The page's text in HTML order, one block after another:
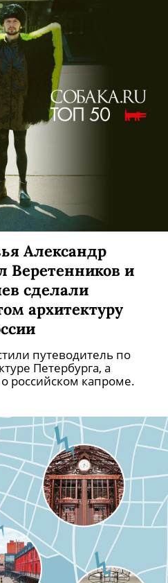
Александр
Веретенников и
сделали
архитектуру
путеводитель по
Петербурга, а
о российском капроме.